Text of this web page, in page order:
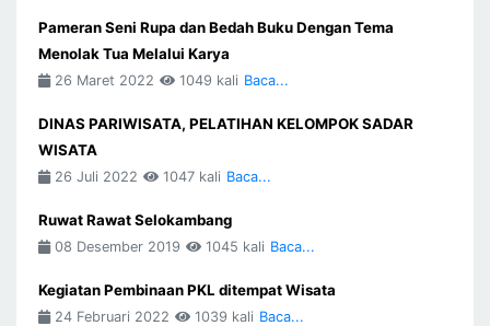
Pameran Seni Rupa dan Bedah Buku Dengan Tema
Menolak Tua Melalui Karya
26 Maret 2022 1049 kali Baca...
DINAS PARIWISATA, PELATIHAN KELOMPOK SADAR
WISATA
26 Juli 2022 1047 kali Baca...
Ruwat Rawat Selokambang
08 Desember 2019 1045 kali Baca...
Kegiatan Pembinaan PKL ditempat Wisata
24 Februari 2022 1039 kali Baca...